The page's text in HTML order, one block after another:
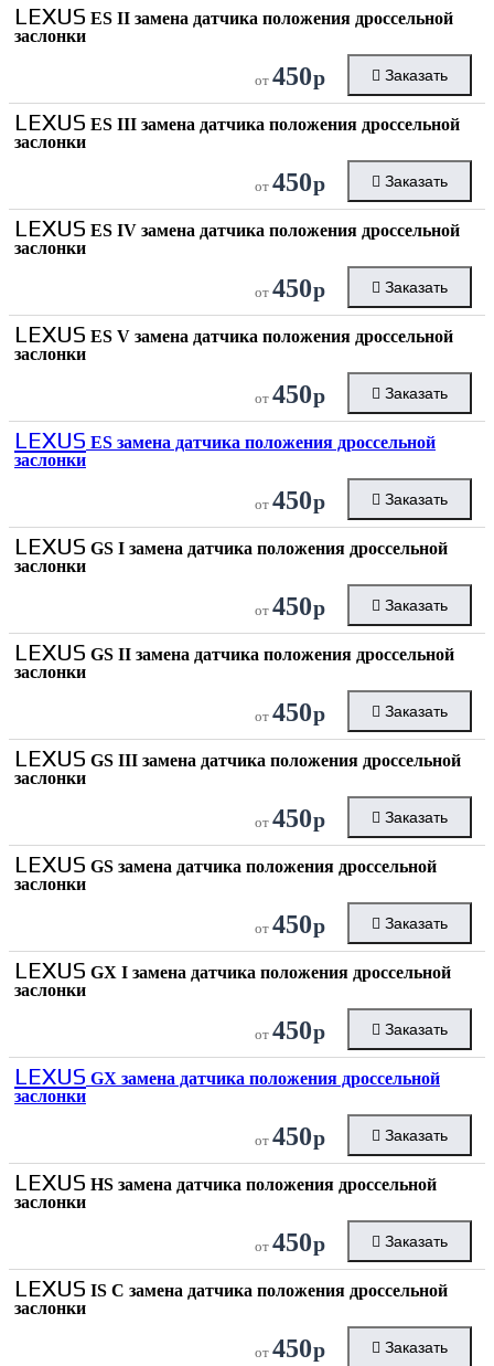
LEXUS ES II замена датчика положения дроссельной
заслонки
от 450р Заказать
LEXUS ES III замена датчика положения дроссельной
заслонки
от 450р Заказать
LEXUS ES IV замена датчика положения дроссельной
заслонки
от 450р Заказать
LEXUS ES V замена датчика положения дроссельной
заслонки
от 450р Заказать
LEXUS ES замена датчика положения дроссельной
заслонки
от 450р Заказать
LEXUS GS I замена датчика положения дроссельной
заслонки
от 450р Заказать
LEXUS GS II замена датчика положения дроссельной
заслонки
от 450р Заказать
LEXUS GS III замена датчика положения дроссельной
заслонки
от 450р Заказать
LEXUS GS замена датчика положения дроссельной
заслонки
от 450р Заказать
LEXUS GX I замена датчика положения дроссельной
заслонки
от 450р Заказать
LEXUS GX замена датчика положения дроссельной
заслонки
от 450р Заказать
LEXUS HS замена датчика положения дроссельной
заслонки
от 450р Заказать
LEXUS IS C замена датчика положения дроссельной
заслонки
от 450р Заказать